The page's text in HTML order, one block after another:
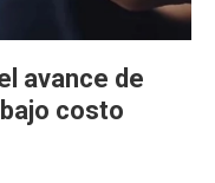
avance de
costo